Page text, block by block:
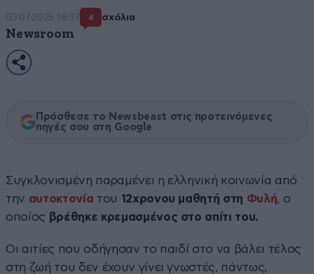
03·07·2025 18:37 4 σχόλια
Newsroom
Πρόσθεσε το Newsbeast στις προτεινόμενες
πηγές σου στη Google
Συγκλονισμένη παραμένει η ελληνική κοινωνία από
την αυτοκτονία του 12χρονου μαθητή στη Φυλή, ο
οποίος βρέθηκε κρεμασμένος στο σπίτι του.
Οι αιτίες που οδήγησαν το παιδί στο να βάλει τέλος
στη ζωή του δεν έχουν γίνει γνωστές, πάντως,